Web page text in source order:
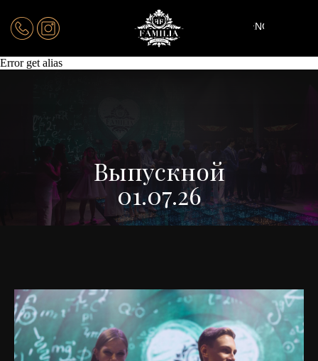
ENG
Error get alias
Выпускной
01.07.26